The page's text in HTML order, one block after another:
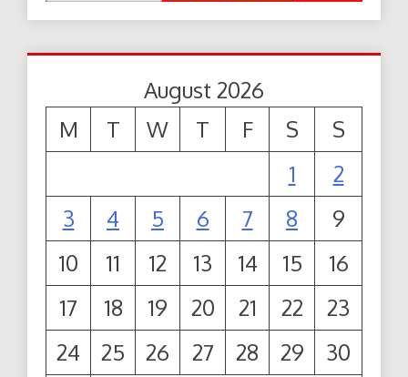
August 2026
M
T W T F S
S
1
2
3
4 5 6 7 8
9
10
11 12 13 14 15
16
17
18 19 20 21 22
23
24
25 26 27 28 29
30